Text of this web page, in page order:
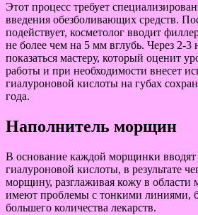
Этот процесс требует
введения обезболивающих средств.
подействует, косметолог вводит
не более чем на 5 мм вглубь. Через 2-3
показаться мастеру, который оценит
работы и при необходимости внесет
гиалуроновой кислоты на губах
года.
Наполнитель морщин
В основание каждой морщинки вводят
гиалуроновой кислоты, в результате
морщину, разглаживая кожу в
имеют проблемы с тонкими линиями,
большего количества лекарств.